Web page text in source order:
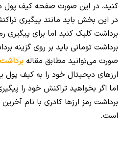
کنید، در این صورت صفحه کیف پول
در این بخش باید مانند پیگیری
برداشت کلیک کنید اما برای پیگیری
برداشت تومانی باید بر روی گزینه
صورت می‌توانید مطابق مقاله
ارزهای دیجیتال خود را به کیف پول
اما اگر بخواهید تراکنش خود را
برداشت رمز ارزها کادری با نام
است.